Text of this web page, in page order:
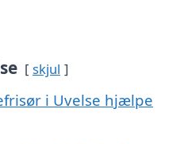
skjul
i Uvelse hjælpe